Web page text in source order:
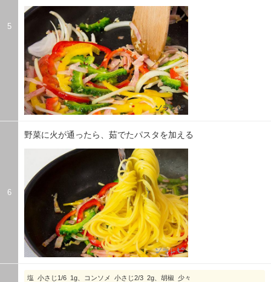
5
6
野菜に火が通ったら、茹でたパスタを加える
塩 小さじ1/6 1g、コンソメ 小さじ2/3 2g、胡椒 少々